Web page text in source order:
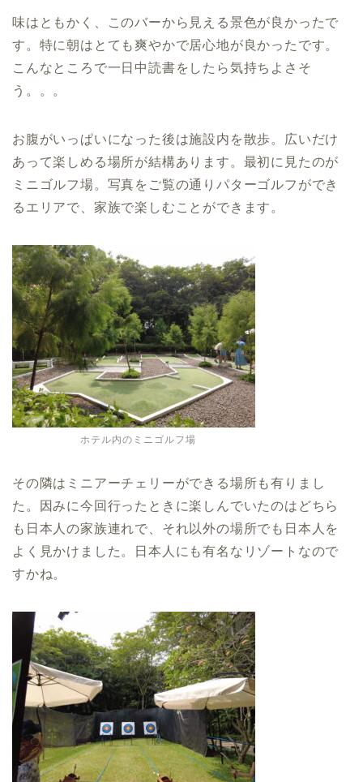
味はともかく、このバーから見える景色が良かったで
す。特に朝はとても爽やかで居心地が良かったです。
こんなところで一日中読書をしたら気持ちよさそ
う。。。
お腹がいっぱいになった後は施設内を散歩。広いだけ
あって楽しめる場所が結構あります。最初に見たのが
ミニゴルフ場。写真をご覧の通りパターゴルフができ
るエリアで、家族で楽しむことができます。
ホテル内のミニゴルフ場
その隣はミニアーチェリーができる場所も有りまし
た。因みに今回行ったときに楽しんでいたのはどちら
も日本人の家族連れで、それ以外の場所でも日本人を
よく見かけました。日本人にも有名なリゾートなので
すかね。